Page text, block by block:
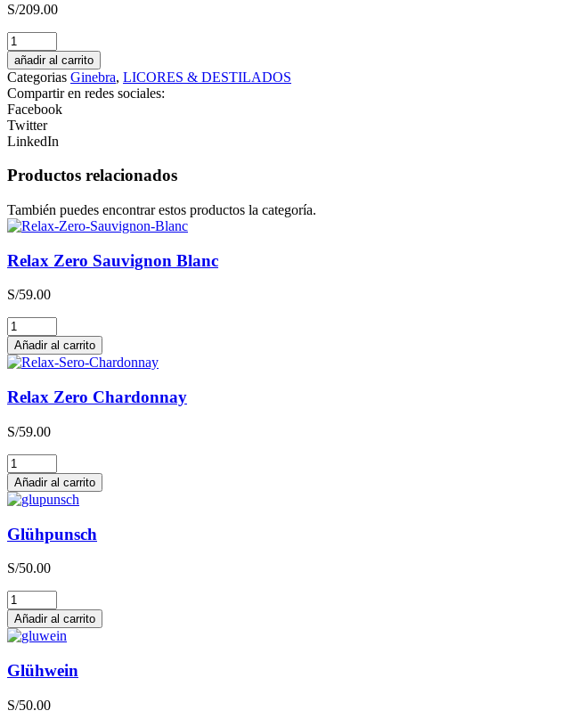
S/209.00
Salqa
Caña
de
Altura
Reposado
cantidad
añadir al carrito
Categorias Ginebra, LICORES & DESTILADOS
Compartir en redes sociales:
Facebook
Twitter
LinkedIn
Productos relacionados
También puedes encontrar estos productos la categoría.
Relax Zero Sauvignon Blanc
S/59.00
Relax
Zero
Sauvignon
Blanc
cantidad
Añadir al carrito
Relax Zero Chardonnay
S/59.00
Relax
Zero
Chardonnay
cantidad
Añadir al carrito
Glühpunsch
S/50.00
Glühpunsch
cantidad
Añadir al carrito
Glühwein
S/50.00